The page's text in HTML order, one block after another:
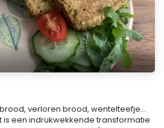
verloren brood, wentelteefje...
is een indrukwekkende transformatie